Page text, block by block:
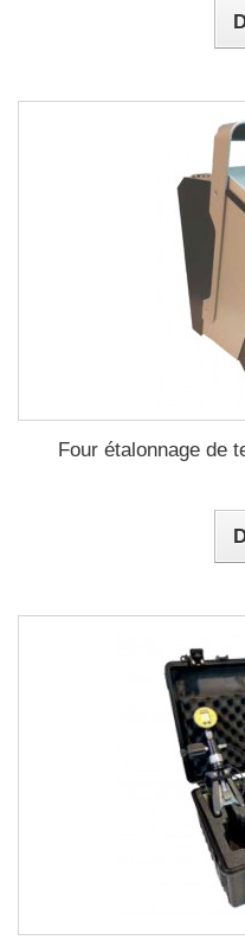
Four étalonnage de